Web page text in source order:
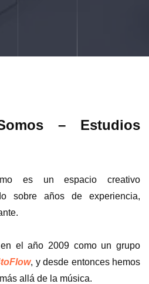
– Estudios
es un espacio creativo
sobre años de experiencia,
el año 2009 como un grupo
, y desde entonces hemos
allá de la música.